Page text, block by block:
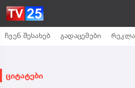
ჩვენ შესახებ გადაცემები
ციტატები